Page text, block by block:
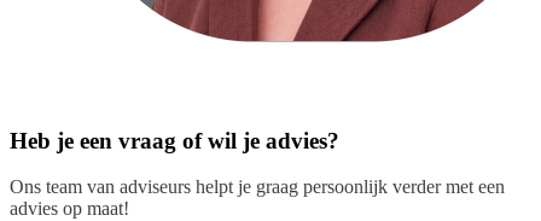
Heb je een vraag of wil je advies?
Ons team van adviseurs helpt je graag persoonlijk verder met een
advies op maat!